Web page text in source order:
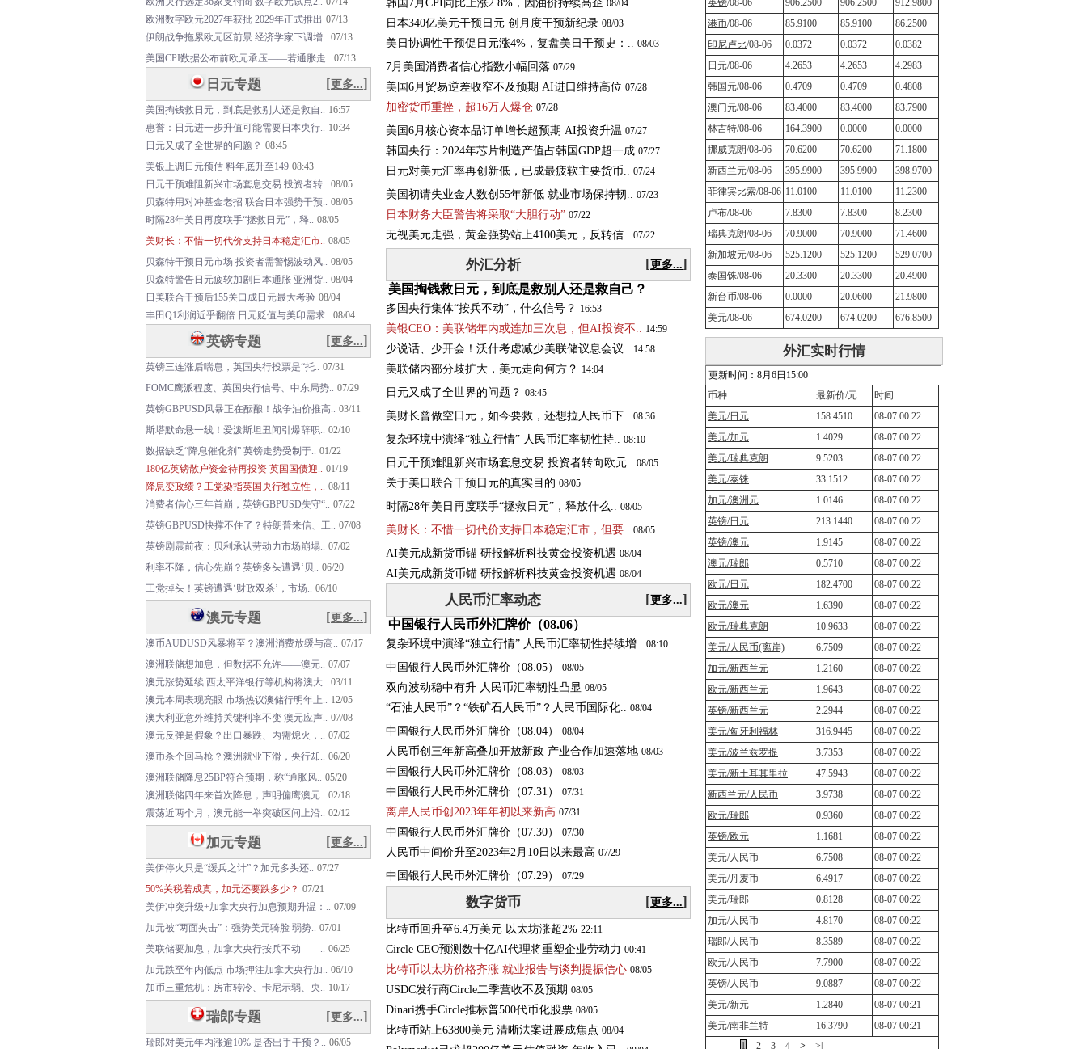
欧洲数字欧元2027年获批 2029年正式推出 07/13
伊朗战争拖累欧元区前景 经济学家下调增.. 07/13
美国CPI数据公布前欧元承压——若通胀走.. 07/13
日元专题 [ 更多...]
美国掏钱救日元，到底是救别人还是救自.. 16:57
惠誉：日元进一步升值可能需要日本央行.. 10:34
日 元又 成了全世界的问 题 ？ 08:45
美银上调日元预估 料年底升至149 08:43
日元干预难阻新兴市场套息交易 投资者转.. 08/05
贝森特用对冲基金老招 联合日本强势干预.. 08/05
时隔28年美日 再度联手“拯救日 元” ， 释.. 08/05
美财长 ： 不惜一切代价支持日 本稳定汇市.. 08/05
贝森特干预日元市场 投资者需警惕波动风.. 08/05
贝森特警告日元疲软加剧日本通胀 亚洲货.. 08/04
日美联合干预后155关口成日元最大考验 08/04
丰田Q1利润近乎翻倍 日元贬值与美印需求.. 08/04
英镑专题 [ 更多...]
英镑三连涨后喘息 ， 英国央行投票是“托.. 07/31
FOMC鹰派程度、 英国央行信号、 中东局势.. 07/29
英镑GBPUSD风暴正在酝酿 ！ 战争油价推高.. 03/11
斯塔默命悬一线 ！ 爱泼斯坦 丑闻 引 爆辞职.. 02/10
数据缺乏“降息催化剂” 英镑走势受制于.. 01/22
180亿英镑散户资金待再投资 英国国债迎.. 01/19
降息变政绩？工党染指英国央行独立性，.. 08/11
消费者信心三年首崩 ， 英镑GBPUSD失守“.. 07/22
英镑GBPUSD快撑不住了 ？ 特朗普来信、 工.. 07/08
英镑剧 震前夜 ： 贝利 承认劳动力市场崩塌.. 07/02
利 率不降 ， 信心先崩 ？ 英镑多头遭遇‘ 贝.. 06/20
工党掉头 ！ 英镑遭遇‘财政双杀’ ， 市场.. 06/10
澳元专题 [ 更多...]
澳币AUDUSD风暴将至 ？ 澳洲消费放缓与高.. 07/17
澳洲联储想加息，但数据不允许——澳元.. 07/07
澳元涨势延续 西太平洋银行等机构将澳大.. 03/11
澳元本周表现亮眼 市场热议澳储行明年上.. 12/05
澳大利亚意外维持关键利率不变 澳元应声.. 07/08
澳元反弹是假象 ？ 出 口暴跌、 内需熄火 ， .. 07/02
澳币杀个 回马枪 ？ 澳洲就业下滑 ， 央行却.. 06/20
澳洲联储降息25BP符合预期，称“通胀风.. 05/20
澳洲联储四年来首次降息，声明偏鹰澳元.. 02/18
震荡近两个 月 ， 澳元能一举突破 区间上沿.. 02/12
加元专题 [ 更多...]
美伊停火 只是“缓兵之计” ？ 加元多头还.. 07/27
50%关税若成真，加元还要跌多少？ 07/21
美伊冲突升级+加拿大央行加息预期升温 ： .. 07/09
加元被“两面夹击” ： 强势美元骑脸 弱势.. 07/01
美联储要加息 ， 加拿大央行按兵不动——.. 06/25
加元跌至年内低点 市场押注加拿大央行加.. 06/10
加币三重危机 ： 房市转冷、 卡尼示弱、 央.. 10/17
瑞郎专题 [ 更多...]
瑞郎对美元年内涨逾10% 是否出手干预？.. 06/05
韩国7月CPI同比上涨2.8%，因油价持续高企 08/04
日本340亿美元干预日元 创月度干预新纪录 08/03
美 日 协调性干预促 日 元涨4% ， 复盘美 日 干预 史 ： .. 08/03
7月美国消费者信心指数小幅回落 07/29
美国6月贸易逆差收窄不及预期 AI进口维持高位 07/28
加密货币重挫 ， 超 16万人爆仓 07/28
美国6月核心资本品订单增长超预期 AI投资升温 07/27
韩国央行：2024年芯片制造产值占韩国GDP超一成 07/27
日 元对美元汇率再创 新低 ， 已成最疲软主要货币.. 07/24
美国初请失业金人数创55年新低 就业市场保持韧.. 07/23
日本财务大臣警告将采取“大胆行动” 07/22
无视美元走强 ， 黄金强势站上4100美元 ， 反转信.. 07/22
外汇分析 [更多...]
美国掏钱救日元，到底是救别人还是救自己？
多国央行集体“按兵不动”，什么信号？ 16:53
美银CEO：美联储年内或连加三次息，但AI投资不.. 14:59
少说话、少开会！沃什考虑减少美联储议息会议.. 14:58
美联储内部分歧扩大 ， 美元走向何方 ？ 14:04
日 元又 成了全世界的问题 ？ 08:45
美财长曾做空 日 元 ， 如今要救 ， 还想拉 人 民币下.. 08:36
复杂环境中演绎“独立行情” 人 民币汇率韧性持.. 08:10
日元干预难阻新兴市场套息交易 投资者转向欧元.. 08/05
关于美 日 联合干预 日 元的真实 目 的 08/05
时隔28年美 日 再度联手“拯救 日 元” ， 释放什么.. 08/05
美财长 ： 不惜一切代价支持 日 本稳定汇市 ， 但要.. 08/05
AI美元成新货币锚 研报解析科技黄金投资机遇 08/04
AI美元成新货币锚 研报解析科技黄金投资机遇 08/04
人民币汇率动态 [更多...]
中国银行人民币外汇牌价（08.06）
复杂环境中演绎“独立行情” 人 民币汇率韧性持续增.. 08:10
中国银行人民币外汇牌价（08.05） 08/05
双向波动稳中有升 人民币汇率韧性凸显 08/05
“石油 人 民币” ？ “铁矿石 人 民币” ？ 人 民币 国 际化.. 08/04
中国银行人民币外汇牌价（08.04） 08/04
人民币创三年新高叠加开放新政 产业合作加速落地 08/03
中国银行人民币外汇牌价（08.03） 08/03
中国银行人民币外汇牌价（07.31） 07/31
离岸人民币创2023年年初以来新高 07/31
中国银行人民币外汇牌价（07.30） 07/30
人 民币中间价升至2023年2月 10 日 以来最高 07/29
中国银行人民币外汇牌价（07.29） 07/29
数字货币 [更多...]
比特币回升至6.4万美元 以太坊涨超2% 22:11
Circle CEO预测数十亿AI代理将重塑企业劳动力 00:41
比特币以太坊价格齐涨 就业报告与谈判提振信心 08/05
USDC发行商Circle二季营收不及预期 08/05
Dinari携手Circle推标普500代币化股票 08/05
比特币站上63800美元 清晰法案进展成焦点 08/04
英镑/08-06 906.2500 906.2500
912.9800
港币/08-06 85.9100 85.9100
86.2500
印尼卢比/08-06 0.0372 0.0372
0.0382
日元/08-06 4.2653 4.2653
4.2983
韩国元/08-06 0.4709 0.4709
0.4808
澳门元/08-06 83.4000 83.4000
83.7900
林吉特/08-06 164.3900 0.0000
0.0000
挪威克朗/08-06 70.6200 70.6200
71.1800
新西兰元/08-06 395.9900 395.9900
398.9700
菲律宾比索/08-06 11.0100 11.0100
11.2300
卢布/08-06 7.8300 7.8300
8.2300
瑞典克朗/08-06 70.9000 70.9000
71.4600
新加坡元/08-06 525.1200 525.1200
529.0700
泰国铢/08-06 20.3300 20.3300
20.4900
新台币/08-06 0.0000 20.0600
21.9800
美元/08-06 674.0200 674.0200 676.8500
外汇实时行情
更新时间：8月6日15:00
币种
最新价/元
时间
美元/日元
158.4510
08-07 00:22
美元/加元
1.4029
08-07 00:22
美元/瑞典克朗
9.5203
08-07 00:22
美元/泰铢
33.1512
08-07 00:22
加元/澳洲元
1.0146
08-07 00:22
英镑/日元
213.1440
08-07 00:22
英镑/澳元
1.9145
08-07 00:22
澳元/瑞郎
0.5710
08-07 00:22
欧元/日元
182.4700
08-07 00:22
欧元/澳元
1.6390
08-07 00:22
欧元/瑞典克朗
10.9633
08-07 00:22
美元/人民币(离岸)
6.7509
08-07 00:22
加元/新西兰元
1.2160
08-07 00:22
欧元/新西兰元
1.9643
08-07 00:22
英镑/新西兰元
2.2944
08-07 00:22
美元/匈牙利福林
316.9445
08-07 00:22
美元/波兰兹罗提
3.7353
08-07 00:22
美元/新土耳其里拉
47.5943
08-07 00:22
新西兰元/人民币
3.9738
08-07 00:22
欧元/瑞郎
0.9360
08-07 00:22
英镑/欧元
1.1681
08-07 00:22
美元/人民币
6.7508
08-07 00:22
美元/丹麦币
6.4917
08-07 00:22
美元/瑞郎
0.8128
08-07 00:22
加元/人民币
4.8170
08-07 00:22
瑞郎/人民币
8.3589
08-07 00:22
欧元/人民币
7.7900
08-07 00:22
英镑/人民币
9.0887
08-07 00:22
美元/新元
1.2840
08-07 00:21
美元/南非兰特
16.3790
08-07 00:21
1 2 3 4 > >|